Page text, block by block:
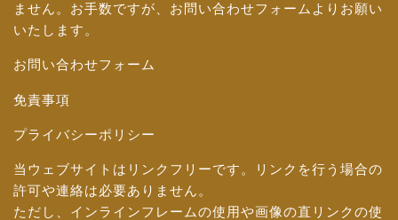
ません。お手数ですが、 お問い合わせフォーム よりお願い
いたします。
お問い合わせフォーム
免責事項
プライバシーポリシー
当ウェブサイトはリンクフリーです。リンクを行う場合の
許可や連絡は必要ありません。
ただし、インラインフレームの使用や画像の直リンクの使